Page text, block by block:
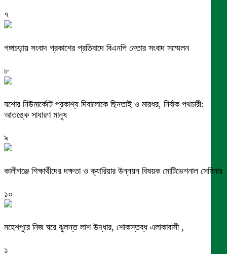
৭
গঙ্গাচড়ায় সংবাদ প্রকাশের প্রতিবাদে বিএনপি নেতার সংবাদ সম্মেলন
৮
যশোর নিউমার্কেটে প্রকাশ্য দিবালোকে ছিনতাই ও মারধর, নির্বাক পথচারী:
আতঙ্কে সাধারণ মানুষ
৯
কালীগঞ্জে শিক্ষার্থীদের দক্ষতা ও ক্যারিয়ার উন্নয়ন বিষয়ক মোটিভেশনাল সেমিনার
১০
মহেশপুরে নিজ ঘরে ঝুলন্ত লাশ উদ্ধার, শোকস্তব্ধ এলাকাবাসী ,
১